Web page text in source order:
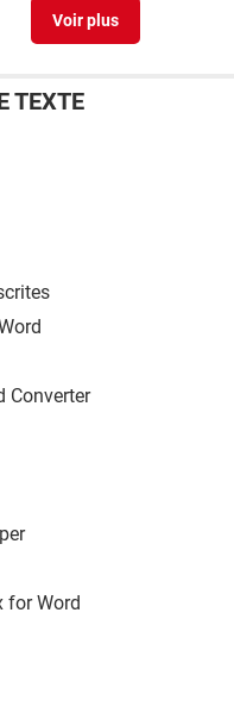
TEXTE
Converter
for Word